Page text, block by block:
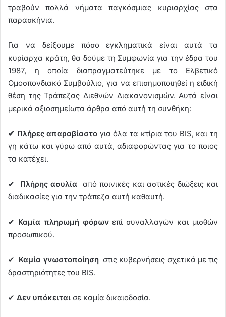
τραβούν πολλά νήματα παγκόσμιας κυριαρχίας στα
παρασκήνια.
Για να δείξουμε πόσο εγκληματικά είναι αυτά τα
κυρίαρχα κράτη, θα δούμε τη Συμφωνία για την έδρα του
1987, η οποία διαπραγματεύτηκε με το Ελβετικό
Ομοσπονδιακό Συμβούλιο, για να επισημοποιηθεί η ειδική
θέση της Τράπεζας Διεθνών Διακανονισμών. Αυτά είναι
μερικά αξιοσημείωτα άρθρα από αυτή τη συνθήκη:
✔ Πλήρες απαραβίαστο για όλα τα κτίρια του BIS, και τη
γη κάτω και γύρω από αυτά, αδιαφορώντας για το ποιος
τα κατέχει.
✔︎ Πλήρης ασυλία
από ποινικές και αστικές διώξεις και
διαδικασίες για την τράπεζα αυτή καθαυτή.
✔︎ Καμία πληρωμή φόρωνεπί συναλλαγών και μισθών
προσωπικού.
✔︎ Καμία γνωστοποίησηστις κυβερνήσεις σχετικά με τις
δραστηριότητες του BIS.
✔︎ Δεν υπόκειται σε καμία δικαιοδοσία.